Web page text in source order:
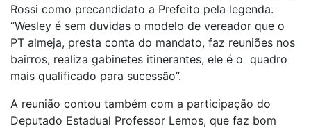
Rossi como precandidato a Prefeito pela legenda.
“Wesley é sem duvidas o modelo de vereador que o
PT almeja, presta conta do mandato, faz reuniões nos
bairros, realiza gabinetes itinerantes, ele é o quadro
mais qualificado para sucessão”.
A reunião contou também com a participação do
Deputado Estadual Professor Lemos, que faz bom